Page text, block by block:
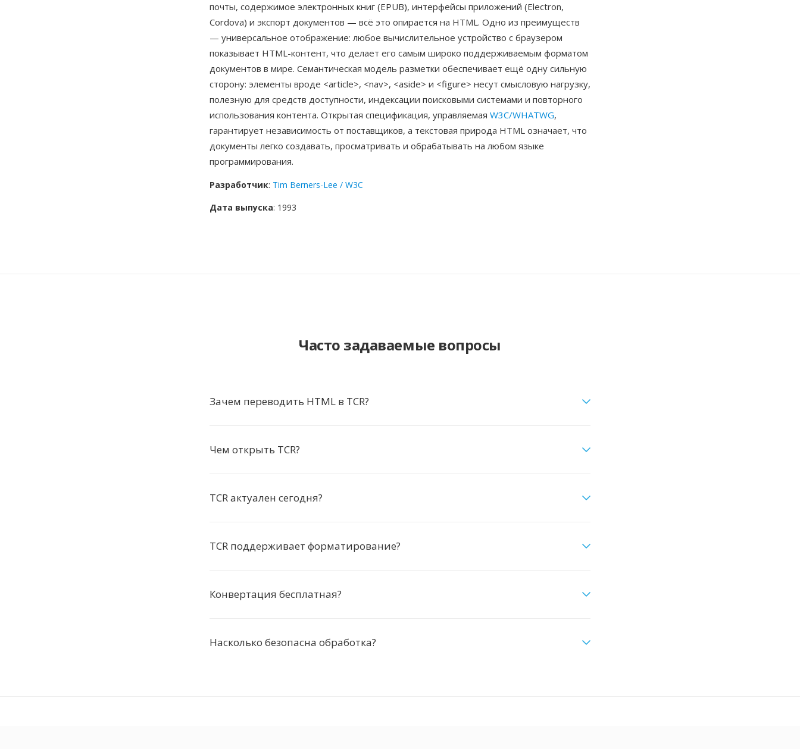
почты, содержимое электронных книг (EPUB), интерфейсы приложений (Electron,
Cordova) и экспорт документов — всё это опирается на HTML. Одно из преимуществ
— универсальное отображение: любое вычислительное устройство с браузером
показывает HTML-контент, что делает его самым широко поддерживаемым форматом
документов в мире. Семантическая модель разметки обеспечивает ещё одну сильную
сторону: элементы вроде <article>, <nav>, <aside> и <figure> несут смысловую нагрузку,
полезную для средств доступности, индексации поисковыми системами и повторного
использования контента. Открытая спецификация, управляемая W3C/WHATWG,
гарантирует независимость от поставщиков, а текстовая природа HTML означает, что
документы легко создавать, просматривать и обрабатывать на любом языке
программирования.
Разработчик: Tim Berners-Lee / W3C
Дата выпуска: 1993
Часто задаваемые вопросы
Зачем переводить HTML в TCR?
Чем открыть TCR?
TCR актуален сегодня?
TCR поддерживает форматирование?
Конвертация бесплатная?
Насколько безопасна обработка?